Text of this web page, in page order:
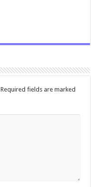
Required fields are marked